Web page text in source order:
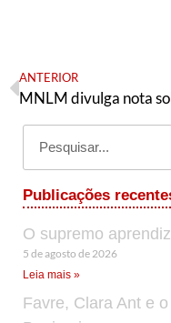
ANTERIOR
Publicações
O supremo aprendiz
5 de agosto de 2026
Leia mais »
Favre, Clara Ant e